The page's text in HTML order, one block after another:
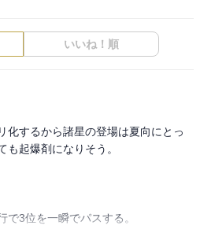
いいね！順
化するから諸星の登場は夏向にとっ
も起爆剤になりそう。
3位を一瞬でパスする。